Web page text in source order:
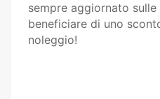
sempre aggiornato
beneficiare di uno
noleggio!